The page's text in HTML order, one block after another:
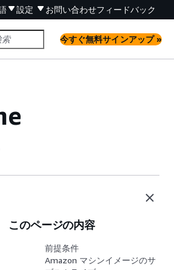
設定 お問い合わせフィードバック
今すぐ無料サインアップ »
このページの内容
前提条件
Amazon マシンイメージのサ